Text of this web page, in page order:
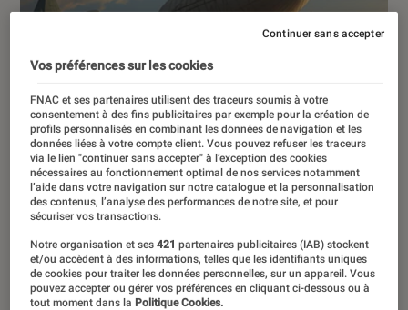
Vos préférences sur les cookies
FNAC et ses partenaires utilisent des traceurs soumis à votre
consentement à des fins publicitaires par exemple pour la création de
profils personnalisés en combinant les données de navigation et les
données liées à votre compte client. Vous pouvez refuser les traceurs
via le lien "continuer sans accepter" à l’exception des cookies
nécessaires au fonctionnement optimal de nos services notamment
l’aide dans votre navigation sur notre catalogue et la personnalisation
des contenus, l’analyse des performances de notre site, et pour
sécuriser vos transactions.
Notre organisation et ses421 partenaires publicitaires (IAB) stockent
et/ou accèdent à des informations, telles que les identifiants uniques
de cookies pour traiter les données personnelles, sur un appareil. Vous
pouvez accepter ou gérer vos préférences en cliquant ci-dessous ou à
tout moment dans la Politique Cookies.
Continuer sans accepter